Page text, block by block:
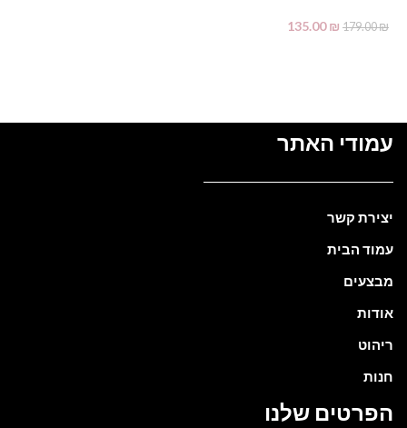
179.00₪
135.00₪
עמודי האתר
יצירת קשר
עמוד הבית
מבצעים
אודות
ריהוט
חנות
הפרטים שלנו